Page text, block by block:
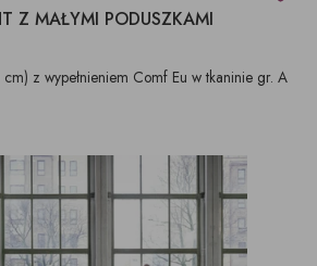
Z MAŁYMI PODUSZKAMI
z wypełnieniem Comf Eu w tkaninie gr. A